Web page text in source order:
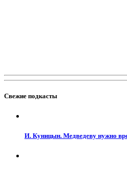
Свежие подкасты
И. Куницын. Медведеву нужно